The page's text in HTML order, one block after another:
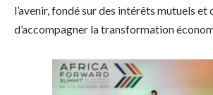
l’avenir, fondé sur des intérêts mutuels et
d’accompagner la transformation